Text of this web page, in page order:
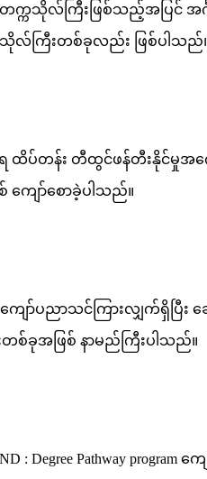
တက္ကသိုလ်ကြီးဖြစ်သည့်အပြင်
က္ကသိုလ်ကြီးတစ်ခုလည်း ဖြစ်ပါသည်
ပ်တန်း တီထွင်ဖန်တီးနိုင်မှုအကော
ကျော်စောခဲ့ပါသည်။
ာင်းကျော်ပညာသင်ကြားလျှ
ခုအဖြစ် နာမည်ကြီးပါသည်။
Pathway program